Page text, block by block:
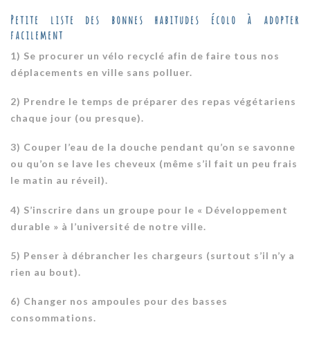
Petite liste des bonnes habitudes écolo à adopter
facilement
1) Se procurer un vélo recyclé afin de faire tous nos
déplacements en ville sans polluer.
2) Prendre le temps de préparer des repas végétariens
chaque jour (ou presque).
3) Couper l’eau de la douche pendant qu’on se savonne
ou qu’on se lave les cheveux (même s’il fait un peu frais
le matin au réveil).
4) S’inscrire dans un groupe pour le « Développement
durable » à l’université de notre ville.
5) Penser à débrancher les chargeurs (surtout s’il n’y a
rien au bout).
6) Changer nos ampoules pour des basses
consommations.